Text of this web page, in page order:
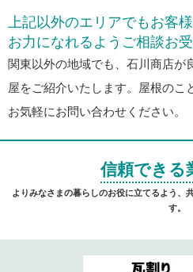
上記以外のエリアでもお客
お力になれるようご相談お受
関東以外の地域でも、石川商店が
屋をご紹介いたします。屋根のこ
お気軽にお問い合わせください。
信頼できる
よりみなさまの暮らしのお役に立てるよう、
す。